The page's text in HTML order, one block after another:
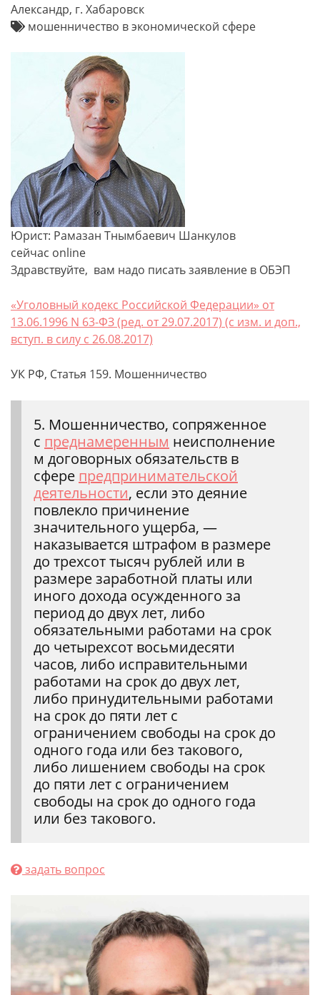
Александр, г. Хабаровск
мошенничество в экономической сфере
Юрист: Рамазан Тнымбаевич Шанкулов
сейчас online
Здравствуйте, вам надо писать заявление в ОБЭП
«Уголовный кодекс Российской Федерации» от
13.06.1996 N 63-ФЗ (ред. от 29.07.2017) (с изм. и доп.,
вступ. в силу с 26.08.2017)
УК РФ, Статья 159. Мошенничество
5. Мошенничество, сопряженное
с преднамеренным неисполнение
м договорных обязательств в
сфере предпринимательской
деятельности, если это деяние
повлекло причинение
значительного ущерба, —
наказывается штрафом в размере
до трехсот тысяч рублей или в
размере заработной платы или
иного дохода осужденного за
период до двух лет, либо
обязательными работами на срок
до четырехсот восьмидесяти
часов, либо исправительными
работами на срок до двух лет,
либо принудительными работами
на срок до пяти лет с
ограничением свободы на срок до
одного года или без такового,
либо лишением свободы на срок
до пяти лет с ограничением
свободы на срок до одного года
или без такового.
задать вопрос